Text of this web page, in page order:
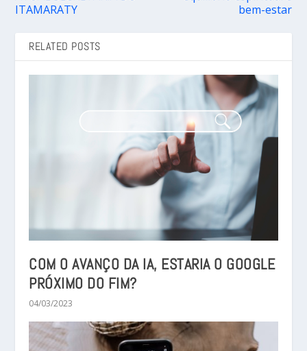
ITAMARATY
bem-estar
RELATED POSTS
COM O AVANÇO DA IA, ESTARIA O GOOGLE
PRÓXIMO DO FIM?
04/03/2023